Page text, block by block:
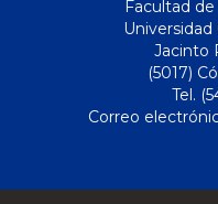
Facultad de
Universidad
Jacinto
(5017)
Tel.
Correo